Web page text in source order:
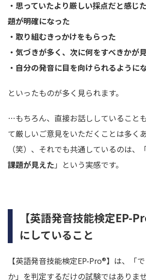
・思っていたより厳しい採点だと感じ
題が明確になった
・取り組むきっかけをもらった
・気づきが多く、次に何をすべきかが
・自分の発音に目を向けられるように
といったものが多く見られます。
…もちろん、直接お話ししていること
て厳しいご意見をいただくことは多く
（笑）、それでも共通しているのは、
課題が見えた 」という実感です。
【英語発音技能検定EP-
にしていること
【英語発音技能検定EP-Pro®】は、「
か」を判定するだけの試験ではありませ